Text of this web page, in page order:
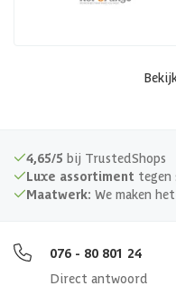
4,65/5 bij TrustedShops
Luxe assortiment tegen
Maatwerk: We maken
076 - 80 801 24
Direct antwoord